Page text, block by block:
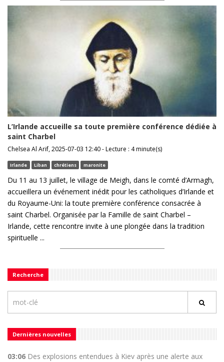
L’Irlande accueille sa toute première conférence dédiée à
saint Charbel
Chelsea Al Arif, 2025-07-03 12:40 - Lecture : 4 minute(s)
Irlande Liban chrétiens maronite
Du 11 au 13 juillet, le village de Meigh, dans le comté d’Armagh,
accueillera un événement inédit pour les catholiques d’Irlande et
du Royaume-Uni: la toute première conférence consacrée à
saint Charbel. Organisée par la Famille de saint Charbel –
Irlande, cette rencontre invite à une plongée dans la tradition
spirituelle ...
Recherche
Dernières nouvelles
03:06 Des explosions entendues à Kiev après une alerte aux